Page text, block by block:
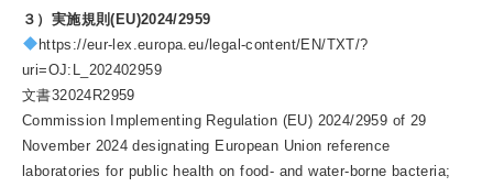
３）実施規則(EU)2024/2959
https://eur-lex.europa.eu/legal-content/EN/TXT/?
uri=OJ:L_202402959
文書32024R2959
Commission Implementing Regulation (EU) 2024/2959 of 29
November 2024 designating European Union reference
laboratories for public health on food- and water-borne bacteria;